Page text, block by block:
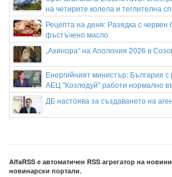
на четирите колела и теглителна
Рецепта на деня: Разядка с червен
фъстъчено масло
„Ахинора“ на Аполония 2026 в
Енергийният министър: България с
АЕЦ "Козлодуй" работи нормално
ДБ настоява за създаването на
полицията в Старозагорско
AlfaRSS е автоматичен RSS агрегатор на
новинарски портали.